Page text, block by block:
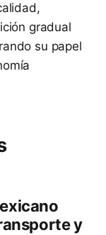
gradual
su papel
y